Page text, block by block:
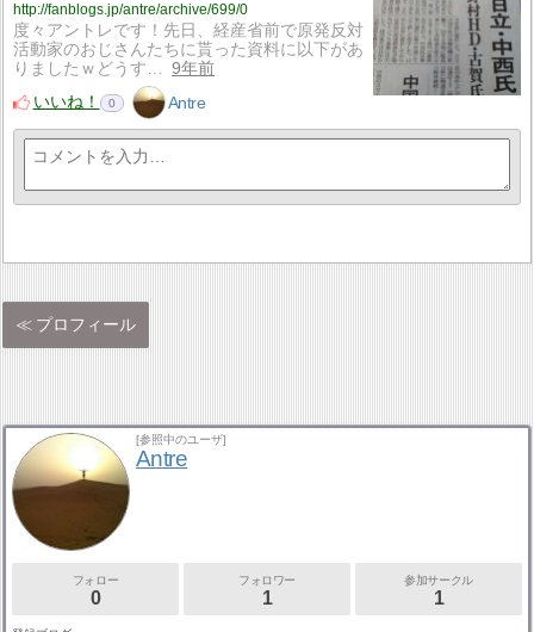
http://fanblogs.jp/antre/archive/699/0
度々アントレです！先日、経産省前で原発反対
活動家のおじさんたちに貰った資料に以下があ
りましたｗどうす…
9年前
いいね！
0 Antre
プロフィール
[参照中のユーザ]
Antre
フォロー
0
フォロワー
1
参加サークル
1